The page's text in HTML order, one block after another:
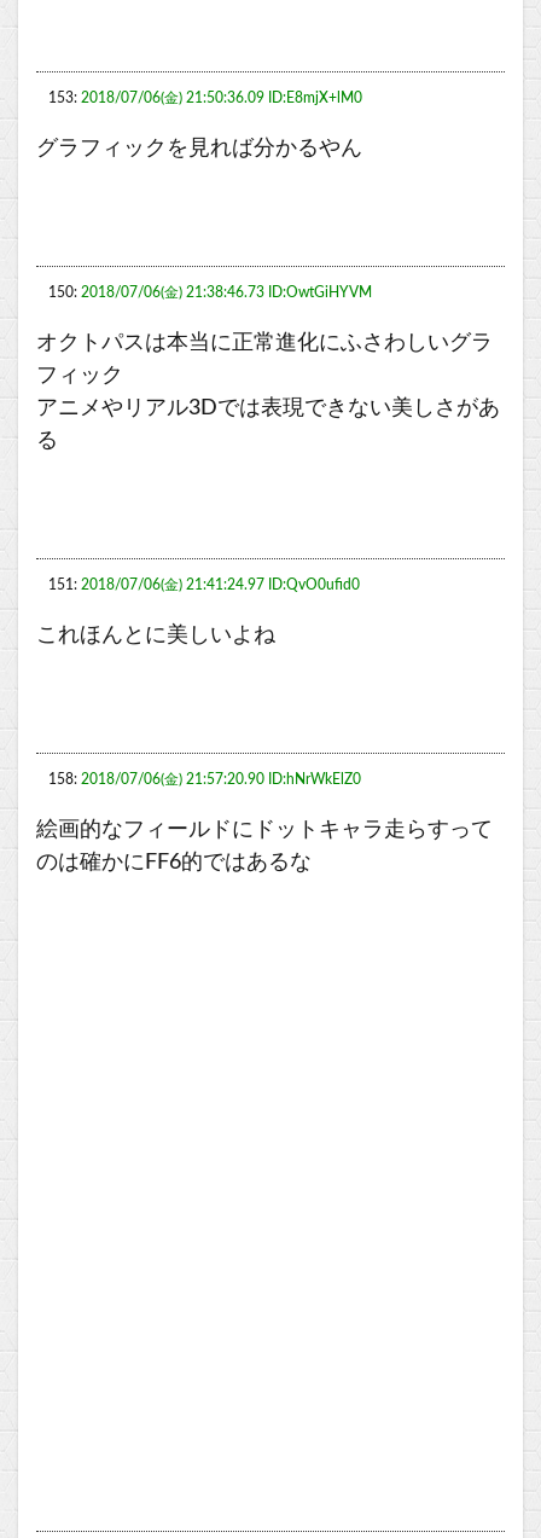
153: 2018/07/06(金) 21:50:36.09 ID:E8mjX+lM0
グラフィックを見れば分かるやん
150: 2018/07/06(金) 21:38:46.73 ID:OwtGiHYVM
オクトパスは本当に正常進化にふさわしいグラ
フィック
アニメやリアル3Dでは表現できない美しさがあ
る
151: 2018/07/06(金) 21:41:24.97 ID:QvO0ufid0
これほんとに美しいよね
158: 2018/07/06(金) 21:57:20.90 ID:hNrWkElZ0
絵画的なフィールドにドットキャラ走らすって
のは確かにFF6的ではあるな